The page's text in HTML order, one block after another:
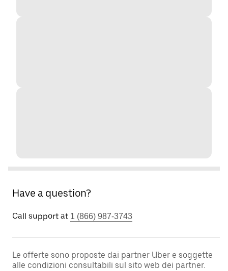
Have a question?
Call support at 1 (866) 987-3743
Le offerte sono proposte dai partner Uber e soggette
alle condizioni consultabili sul sito web dei partner.